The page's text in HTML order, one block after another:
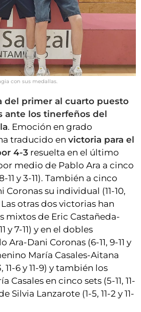
con sus medallas.
del primer al cuarto puesto
ante los tinerfeños del
. Emoción en grado
traducido en victoria para el
4-3 resuelta en el último
medio de Pablo Ara a cinco
8-11 y 3-11). También a cinco
Coronas su individual (11-10,
Las otras dos victorias han
mixtos de Eric Castañeda-
y 7-11) y en el dobles
Ara-Dani Coronas (6-11, 9-11 y
María Casales-Aitana
11-6 y 11-9) y también los
Casales en cinco sets (5-11, 11-
de Silvia Lanzarote (1-5, 11-2 y 11-